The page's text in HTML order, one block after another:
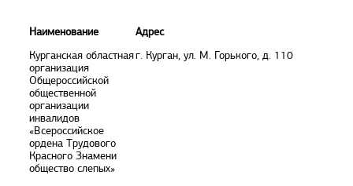
Наименование
Курганская областная
организация
Общероссийской
общественной
организации
инвалидов
«Всероссийское
ордена Трудового
Красного Знамени
общество слепых»
Адрес
г. Курган, ул. М. Горького, д. 110